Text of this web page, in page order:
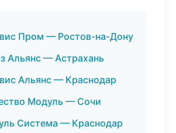
Пром — Ростов-на-Дону
Альянс — Астрахань
Альянс — Краснодар
Модуль — Сочи
Система — Краснодар